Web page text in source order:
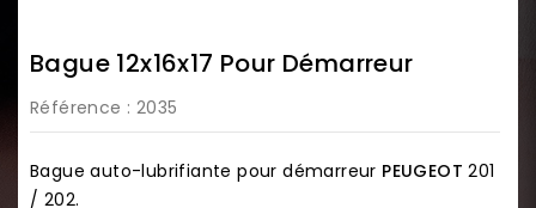
Bague 12x16x17 Pour Démarreur
Référence : 2035
Bague auto-lubrifiante pour démarreur PEUGEOT 201
/ 202.